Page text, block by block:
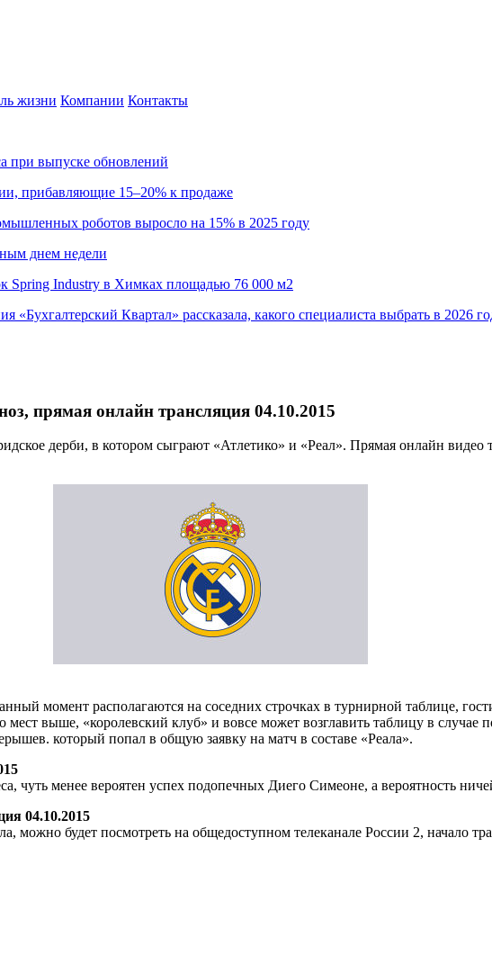
жизни Компании Контакты
при выпуске обновлений
прибавляющие 15–20% к продаже
роботов выросло на 15% в 2025 году
днем недели
Spring Industry в Химках площадью 76 000 м2
«Бухгалтерский Квартал» рассказала, какого специалиста выбрать в 2026
прямая онлайн трансляция 04.10.2015
дерби, в котором сыграют «Атлетико» и «Реал». Прямая онлайн
момент располагаются на соседних строчках в турнирной таблице,
выше, «королевский клуб» и вовсе может возглавить таблицу в
который попал в общую заявку на матч в составе «Реала».
чуть менее вероятен успех подопечных Диего Симеоне, а вероятность
04.10.2015
можно будет посмотреть на общедоступном телеканале России 2, начало